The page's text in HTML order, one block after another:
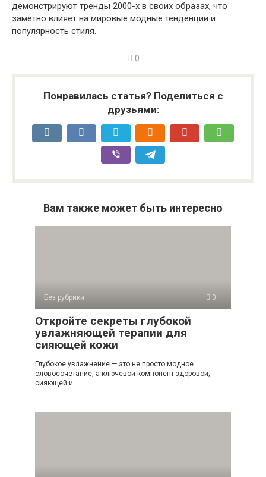
демонстрируют тренды 2000-х в своих образах, что
заметно влияет на мировые модные тенденции и
популярность стиля.
0
Понравилась статья? Поделиться с
друзьями:
Вам также может быть интересно
Без рубрики 0
Откройте секреты глубокой
увлажняющей терапии для
сияющей кожи
Глубокое увлажнение — это не просто модное
словосочетание, а ключевой компонент здоровой,
сияющей и